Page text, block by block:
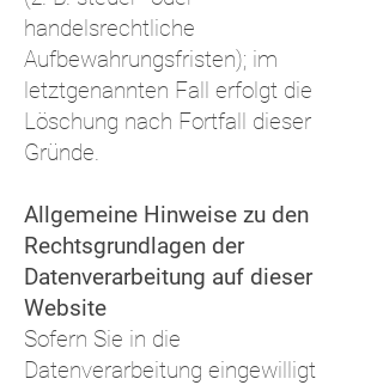
handelsrechtliche
Aufbewahrungsfristen); im
letztgenannten Fall erfolgt die
Löschung nach Fortfall dieser
Gründe.
Allgemeine Hinweise zu den
Rechtsgrundlagen der
Datenverarbeitung auf dieser
Website
Sofern Sie in die
Datenverarbeitung eingewilligt